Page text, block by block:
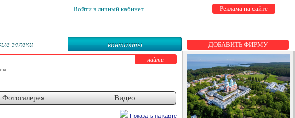
Войти в личный кабинет Реклама на сайте
заявки контакты ДОБАВИТЬ ФИРМУ
Фотогалерея Видео
Показать на карте